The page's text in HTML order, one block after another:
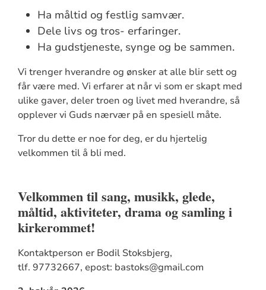
Ha måltid og festlig samvær.
Dele livs og tros- erfaringer.
Ha gudstjeneste, synge og be sammen.
Vi trenger hverandre og ønsker at alle blir sett og
får være med. Vi erfarer at når vi som er skapt med
ulike gaver, deler troen og livet med hverandre, så
opplever vi Guds nærvær på en spesiell måte.
Tror du dette er noe for deg, er du hjertelig
velkommen til å bli med.
Velkommen til sang, musikk, glede,
måltid, aktiviteter, drama og samling i
kirkerommet!
Kontaktperson er Bodil Stoksbjerg,
tlf. 97732667, epost: bastoks@gmail.com